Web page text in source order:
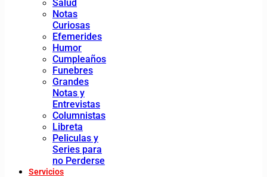
Salud
Notas
Curiosas
Efemerides
Humor
Cumpleaños
Funebres
Grandes
Notas y
Entrevistas
Columnistas
Libreta
Peliculas y
Series para
no Perderse
Servicios